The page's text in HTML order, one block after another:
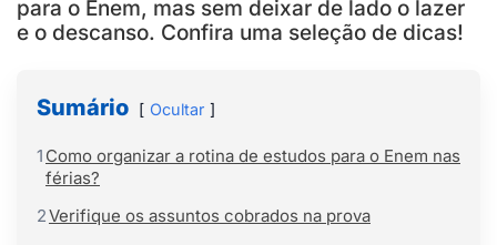
para o Enem, mas sem deixar de lado o lazer
e o descanso. Confira uma seleção de dicas!
Sumário Ocultar
1 Como organizar a rotina de estudos para o Enem nas
férias?
2Verifique os assuntos cobrados na prova